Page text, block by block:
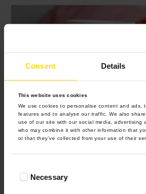
Consent Details
This website uses cookies
We use cookies to personalise content and ads,
features and to analyse our traffic. We also
use of our site with our social media, advertising
who may combine it with other information that
or that they’ve collected from your use of their
SelectionNecessary